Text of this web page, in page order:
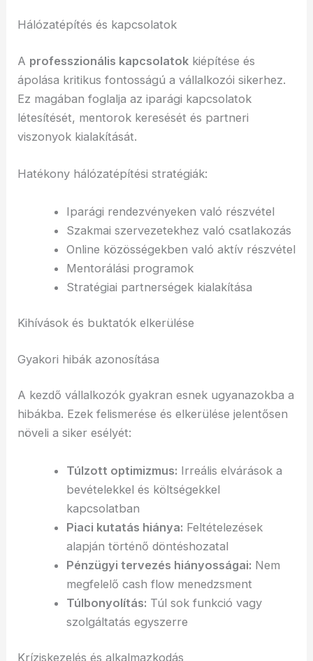
Hálózatépítés és kapcsolatok
A professzionális kapcsolatok kiépítése és
ápolása kritikus fontosságú a vállalkozói sikerhez.
Ez magában foglalja az iparági kapcsolatok
létesítését, mentorok keresését és partneri
viszonyok kialakítását.
Hatékony hálózatépítési stratégiák:
Iparági rendezvényeken való részvétel
Szakmai szervezetekhez való csatlakozás
Online közösségekben való aktív részvétel
Mentorálási programok
Stratégiai partnerségek kialakítása
Kihívások és buktatók elkerülése
Gyakori hibák azonosítása
A kezdő vállalkozók gyakran esnek ugyanazokba a
hibákba. Ezek felismerése és elkerülése jelentősen
növeli a siker esélyét:
Túlzott optimizmus: Irreális elvárások a
bevételekkel és költségekkel
kapcsolatban
Piaci kutatás hiánya: Feltételezések
alapján történő döntéshozatal
Pénzügyi tervezés hiányosságai: Nem
megfelelő cash flow menedzsment
Túlbonyolítás: Túl sok funkció vagy
szolgáltatás egyszerre
Kríziskezelés és alkalmazkodás